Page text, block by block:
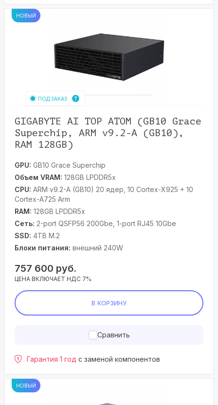
НОВЫЙ
ПОД ЗАКАЗ
GIGABYTE AI TOP ATOM (GB10 Grace
Superchip, ARM v9.2-A (GB10),
RAM 128GB)
GPU: GB10 Grace Superchip
Объем VRAM: 128GB LPDDR5x
CPU: ARM v9.2-A (GB10) 20 ядер, 10 Cortex-X925 + 10
Cortex-A725 Arm
RAM: 128GB LPDDR5x
Сеть: 2-port QSFP56 200Gbe, 1-port RJ45 10Gbe
SSD: 4TB M.2
Блоки питания: внешний 240W
757 600 руб.
ЦЕНА ВКЛЮЧАЕТ НДС 7%
В КОРЗИНУ
Сравнить
Гарантия 1 год с заменой компонентов
НОВЫЙ